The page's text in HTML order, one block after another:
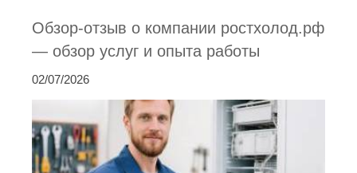
Обзор-отзыв о компании ростхолод.рф
— обзор услуг и опыта работы
02/07/2026